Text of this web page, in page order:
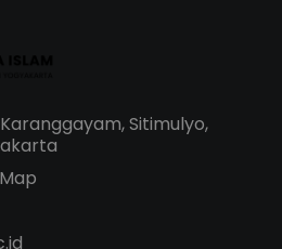
Sitimulyo,